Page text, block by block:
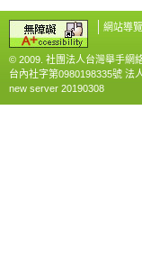
網站導覽
© 2009. 社團法人台灣舉手網
台內社字第0980198335號 法
new server 20190308